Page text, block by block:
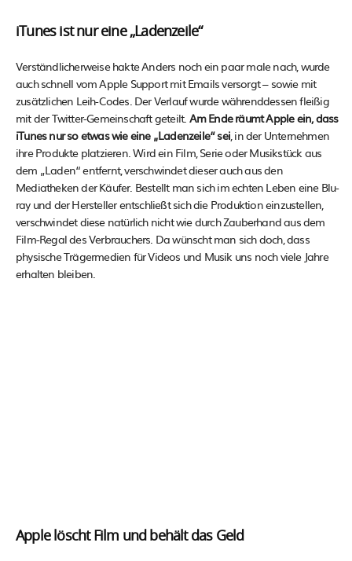
iTunes ist nur eine „Ladenzeile“
Verständlicherweise hakte Anders noch ein paar male nach, wurde
auch schnell vom Apple Support mit Emails versorgt – sowie mit
zusätzlichen Leih-Codes. Der Verlauf wurde währenddessen fleißig
mit der Twitter-Gemeinschaft geteilt. Am Ende räumt Apple ein, dass
iTunes nur so etwas wie eine „Ladenzeile“ sei, in der Unternehmen
ihre Produkte platzieren. Wird ein Film, Serie oder Musikstück aus
dem „Laden“ entfernt, verschwindet dieser auch aus den
Mediatheken der Käufer. Bestellt man sich im echten Leben eine Blu-
ray und der Hersteller entschließt sich die Produktion einzustellen,
verschwindet diese natürlich nicht wie durch Zauberhand aus dem
Film-Regal des Verbrauchers. Da wünscht man sich doch, dass
physische Trägermedien für Videos und Musik uns noch viele Jahre
erhalten bleiben.
Apple löscht Film und behält das Geld